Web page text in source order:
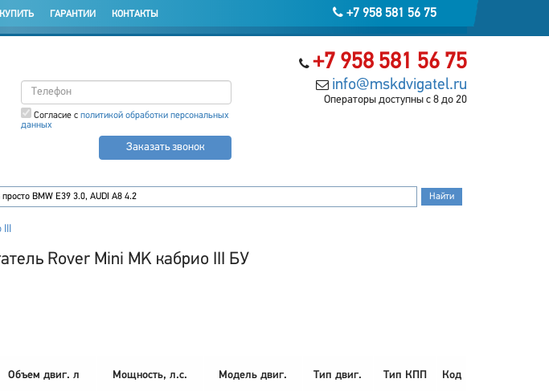
+7 958 581 56 75
ГАРАНТИИ КОНТАКТЫ
+7 958 581 56 75
info@mskdvigatel.ru
Операторы доступны с 8 до 20
Согласие с политикой обработки персональных
данных
Заказать звонок
III
Rover Mini MK кабрио III БУ
Объем двиг. л Мощность, л.с. Модель двиг. Тип двиг. Тип КПП Код